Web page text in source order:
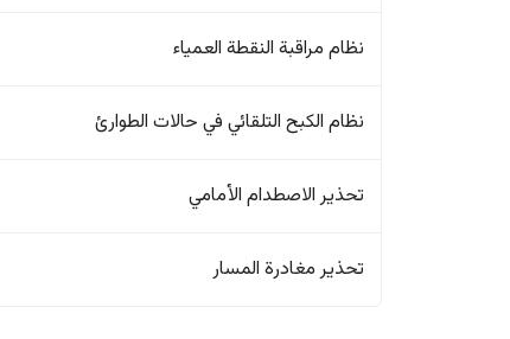
نظام مراقبة النقطة العمياء
نظام الكبح التلقائي في حالات الطوارئ
تحذير الاصطدام الأمامي
تحذير مغادرة المسار